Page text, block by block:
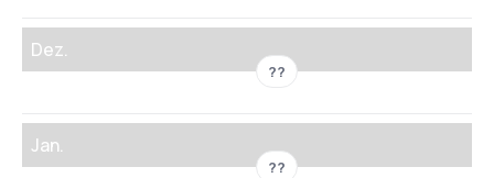
Dez.
??
Jan.
??